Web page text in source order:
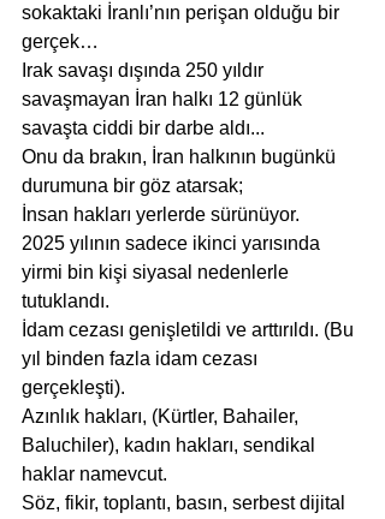
sokaktaki İranlı’nın perişan olduğu bir
gerçek…
Irak savaşı dışında 250 yıldır
savaşmayan İran halkı 12 günlük
savaşta ciddi bir darbe aldı...
Onu da brakın, İran halkının bugünkü
durumuna bir göz atarsak;
İnsan hakları yerlerde sürünüyor.
2025 yılının sadece ikinci yarısında
yirmi bin kişi siyasal nedenlerle
tutuklandı.
İdam cezası genişletildi ve arttırıldı. (Bu
yıl binden fazla idam cezası
gerçekleşti).
Azınlık hakları, (Kürtler, Bahailer,
Baluchiler), kadın hakları, sendikal
haklar namevcut.
Söz, fikir, toplantı, basın, serbest dijital